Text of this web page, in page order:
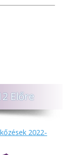
Előre
2022-